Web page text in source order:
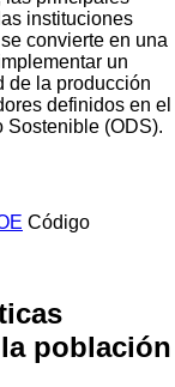
instituciones
convierte en una
un
de la producción
definidos en el
Sostenible (ODS).
Código
población